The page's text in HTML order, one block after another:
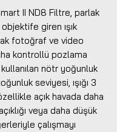
II ND8 Filtre, parlak
objektife giren ışık
fotoğraf ve video
kontrollü pozlama
nötr yoğunluk
seviyesi, ışığı 3
açık havada daha
veya daha düşük
çalışmayı